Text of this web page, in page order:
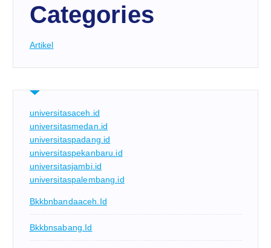
Categories
Artikel
universitasaceh.id
universitasmedan.id
universitaspadang.id
universitaspekanbaru.id
universitasjambi.id
universitaspalembang.id
Bkkbnbandaaceh.id
Bkkbnsabang.id